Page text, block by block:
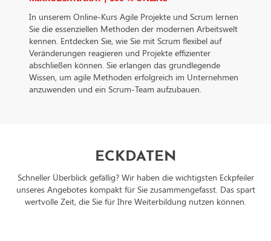
IrelandDatenschutzbeauftragter der verarbeitenden Firma
Nachfolgend finden Sie die E-Mail-Adresse des
Datenschutzbeauftragten des verarbeitenden Unternehmen:
https://support.google.com/policies/contact/
In unserem Online-Kurs Agile Projekte und Scrum lernen
Sie die essenziellen Methoden der modernen Arbeitswelt
kennen. Entdecken Sie, wie Sie mit Scrum flexibel auf
Veränderungen reagieren und Projekte effizienter
abschließen können. Sie erlangen das grundlegende
Wissen, um agile Methoden erfolgreich im Unternehmen
anzuwenden und ein Scrum-Team aufzubauen.
ECKDATEN
Schneller Überblick gefällig? Wir haben die wichtigsten Eckpfeiler
unseres Angebotes kompakt für Sie zusammengefasst. Das spart
wertvolle Zeit, die Sie für Ihre Weiterbildung nutzen können.